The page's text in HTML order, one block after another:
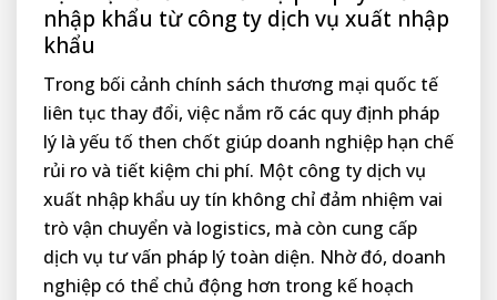
nhập khẩu từ công ty dịch vụ xuất nhập
khẩu
Trong bối cảnh chính sách thương mại quốc tế
liên tục thay đổi, việc nắm rõ các quy định pháp
lý là yếu tố then chốt giúp doanh nghiệp hạn chế
rủi ro và tiết kiệm chi phí. Một công ty dịch vụ
xuất nhập khẩu uy tín không chỉ đảm nhiệm vai
trò vận chuyển và logistics, mà còn cung cấp
dịch vụ tư vấn pháp lý toàn diện. Nhờ đó, doanh
nghiệp có thể chủ động hơn trong kế hoạch